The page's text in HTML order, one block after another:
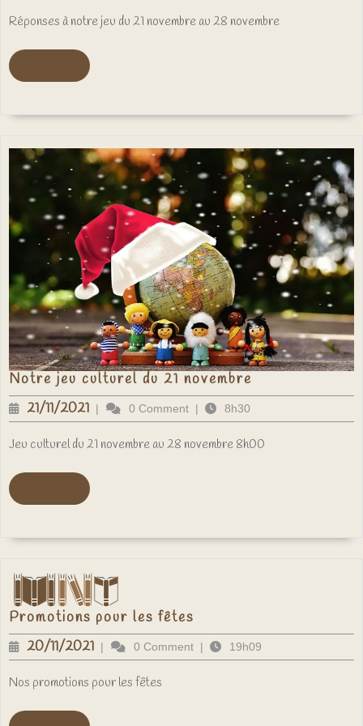
Réponses à notre jeu du 21 novembre au 28 novembre
Voir
plus
Notre jeu culturel du 21 novembreNotre
culturel
21
novembre
21/11/202121/11/2021
| 0 Comment | 8h30
Jeu culturel du 21 novembre au 28 novembre 8h00
Voir
plus
Promotions pour les fêtes
les
fêtes
20/11/202120/11/2021
| 0 Comment | 19h09
Nos promotions pour les fêtes